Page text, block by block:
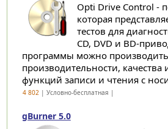
Opti Drive Control -
которая
тестов для
CD, DVD и BD-
программы можно
производительности, качества
функций записи и чтения с
4 802| Условно-бесплатная |
gBurner 5.0